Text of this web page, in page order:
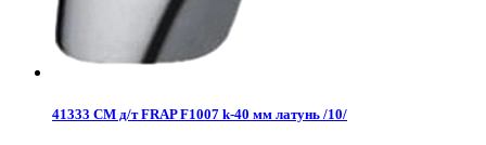
41333 СМ д/т FRAP F1007 k-40 мм латунь /10/